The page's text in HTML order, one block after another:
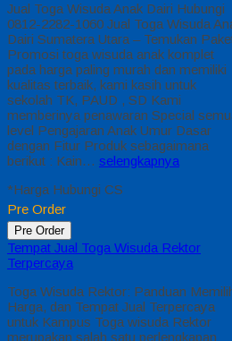
Jual Toga Wisuda Anak Dairi Hubungi
0812-2282-1060 Jual Toga Wisuda
Dairi Sumatera Utara – Temukan
Promosi toga wisuda anak komplet
pada harga paling murah dan memiliki
kualitas terbaik, kami kasih untuk
sekolah TK, PAUD , SD Kami
memberinya penawaran Special
level Pengajaran Anak Umur Dasar
dengan Fitur Produk sebagaimana
berikut : Kain… selengkapnya
*Harga Hubungi CS
Pre Order
Pre Order
Tempat Jual Toga Wisuda Rektor
Terpercaya
Toga Wisuda Rektor: Panduan
Harga, dan Tempat Jual Terpercaya
untuk Kampus Toga wisuda Rektor
merupakan salah satu perlengkapan